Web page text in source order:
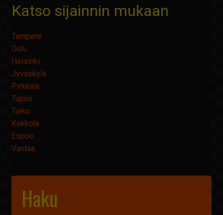
Näytä hakutulokset
Katso sijainnin mukaan
Tampere
Oulu
Helsinki
Jyväskylä
Pirkkala
Tupos
Turku
Kokkola
Espoo
Vantaa
Haku